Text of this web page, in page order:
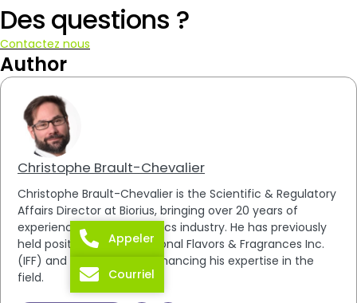
Des questions ?
Contactez nous
Author
Christophe Brault-Chevalier
Christophe Brault-Chevalier is the Scientific & Regulatory
Affairs Director at Biorius, bringing over 20 years of
experience in the cosmetics industry. He has previously
held positions at International Flavors & Fragrances Inc.
(IFF) and LVMH, further enhancing his expertise in the
field.
Appeler
Courriel